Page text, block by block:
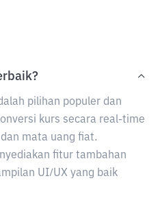
pilihan populer dan
kurs secara real-time
mata uang fiat.
fitur tambahan
UI/UX yang baik